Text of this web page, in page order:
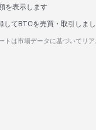
を表示します
てBTCを売買・取引しまし
トは市場データに基づいてリア